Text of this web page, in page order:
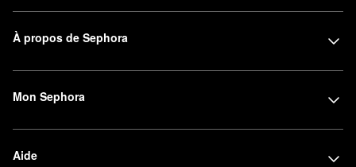
À propos de Sephora
Mon Sephora
Aide